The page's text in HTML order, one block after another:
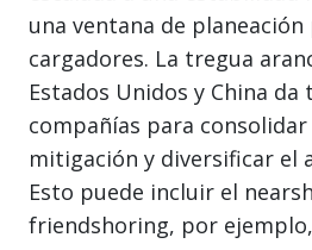
una ventana de planeación
cargadores. La tregua
Estados Unidos y China da
compañías para
mitigación y diversificar el
Esto puede incluir el
friendshoring, por